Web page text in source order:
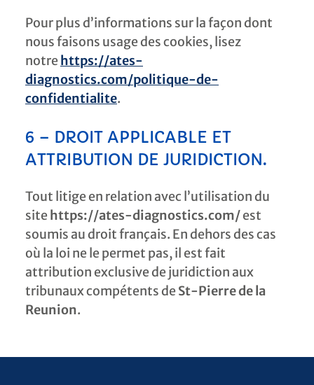
Pour plus d’informations sur la façon dont
nous faisons usage des cookies, lisez
notre https://ates-
diagnostics.com/politique-de-
confidentialite.
6 – DROIT APPLICABLE ET
ATTRIBUTION DE JURIDICTION.
Tout litige en relation avec l’utilisation du
site https://ates-diagnostics.com/est
soumis au droit français. En dehors des cas
où la loi ne le permet pas, il est fait
attribution exclusive de juridiction aux
tribunaux compétents de St-Pierre de la
Reunion.